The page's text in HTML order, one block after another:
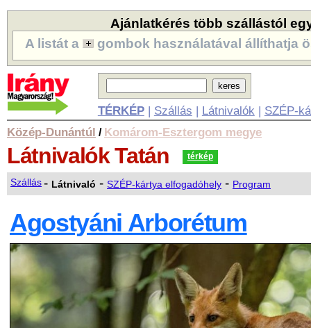
Ajánlatkérés több szállástól
A listát a
gombok használatával állíthatja
TÉRKÉP| Szállás | Látnivalók | SZÉP-
Közép-Dunántúl / Komárom-Esztergom megye
LátnivalókTatán térkép
Szállás- Látnivaló - SZÉP-kártya elfogadóhely - Program
Agostyáni Arborétum